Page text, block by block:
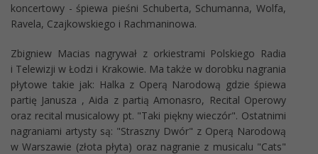
koncertowy - śpiewa pieśni Schuberta, Schumanna, Wolfa,
Ravela, Czajkowskiego i Rachmaninowa.
Zbigniew Macias nagrywał z orkiestrami Polskiego Radia
i Telewizji w Łodzi i Krakowie. Ma także w dorobku nagrania
płytowe takie jak: Halka z Operą Narodową gdzie śpiewa
partię Janusza , Aida z partią Amonasro, Recital Operowy
oraz recital musicalowy pt. "Taki piękny wieczór". Ostatnimi
nagraniami artysty są: "Straszny Dwór" z Operą Narodową
w Warszawie (złota płyta) oraz nagranie z musicalu "Cats"